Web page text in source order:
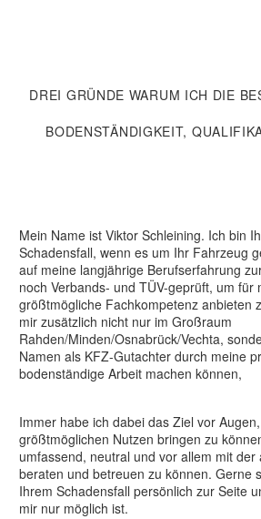
DREI GRÜNDE WARUM ICH DIE
BODENSTÄNDIGKEIT,
Mein Name ist Viktor Schleining. Ich bin
Schadensfall, wenn es um Ihr Fahrzeug
auf meine langjährige Berufserfahrung
noch Verbands- und TÜV-geprüft, um für
größtmögliche Fachkompetenz anbieten
mir zusätzlich nicht nur im Großraum
Rahden/Minden/Osnabrück/Vechta,
Namen als KFZ-Gutachter durch meine
bodenständige Arbeit machen können,
Immer habe ich dabei das Ziel vor
größtmöglichen Nutzen bringen zu
umfassend, neutral und vor allem mit
beraten und betreuen zu können. Gerne
Ihrem Schadensfall persönlich zur Seite
mir nur möglich ist.